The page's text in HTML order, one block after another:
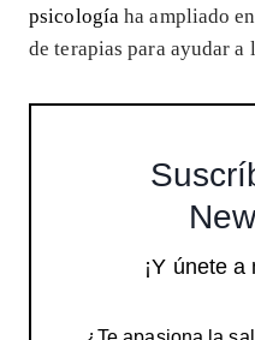
psicología ha ampliado
de terapias para ayudar a
¡Y únete